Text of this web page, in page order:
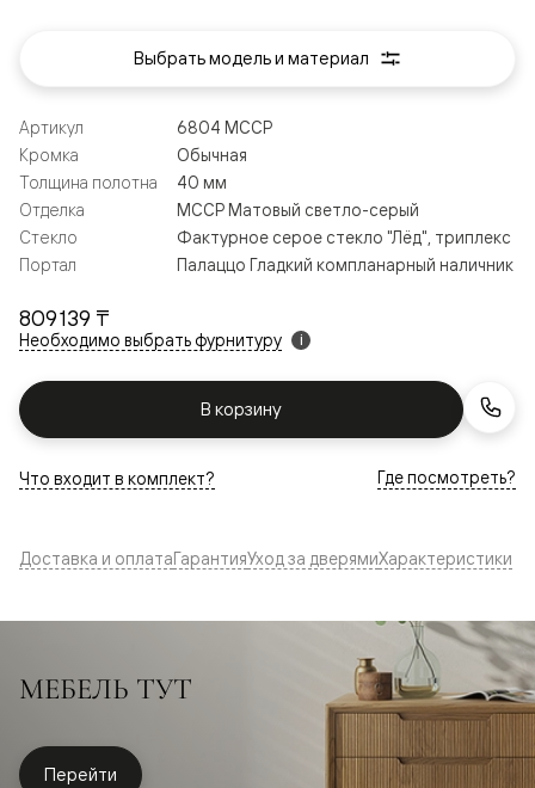
809 139 ₸
Необходимо выбрать фурнитуру i
В корзину
Артикул
6804 МССР
Кромка
Обычная
Толщина полотна
40 мм
Отделка
МССР Матовый светло-серый
Стекло
Фактурное серое стекло "Лёд", триплекс
Портал
Палаццо Гладкий компланарный наличник
Что входит в комплект? Где посмотреть?
Выбрать модель и материал
Доставка и оплатаГарантияУход за дверямиХарактеристики
МЕБЕЛЬ ТУТ
Перейти